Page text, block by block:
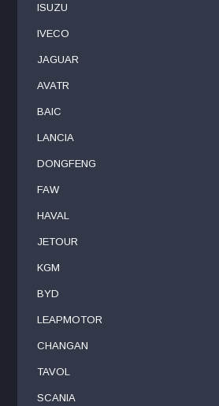
ISUZU
IVECO
JAGUAR
AVATR
BAIC
LANCIA
DONGFENG
FAW
HAVAL
JETOUR
KGM
BYD
LEAPMOTOR
CHANGAN
TAVOL
SCANIA